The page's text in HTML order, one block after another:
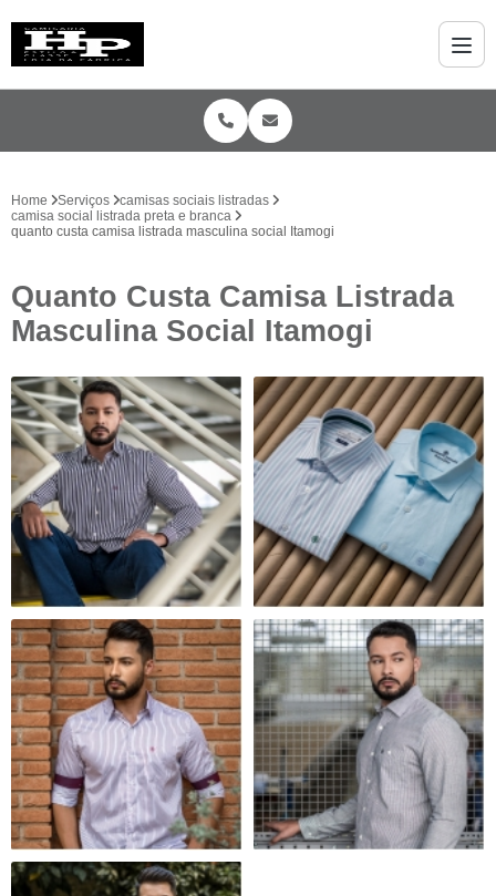
Home Serviços
camisas sociais listradas
camisa social listrada preta e branca
quanto custa camisa listrada masculina social Itamogi
Quanto Custa Camisa Listrada
Masculina Social Itamogi